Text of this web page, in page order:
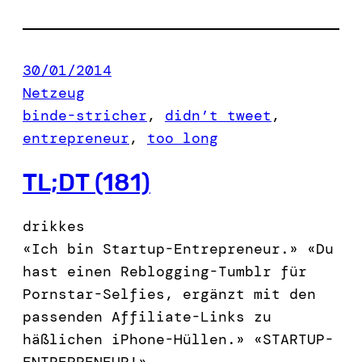
30/01/2014
Netzeug
binde-stricher, didn’t tweet
entrepreneur, too long
TL;DT (181)
drikkes
«Ich bin Startup-Entrepreneur.» «Du
hast einen Reblogging-Tumblr für
Pornstar-Selfies, ergänzt mit den
passenden Affiliate-Links zu
häßlichen iPhone-Hüllen.» «STARTUP-